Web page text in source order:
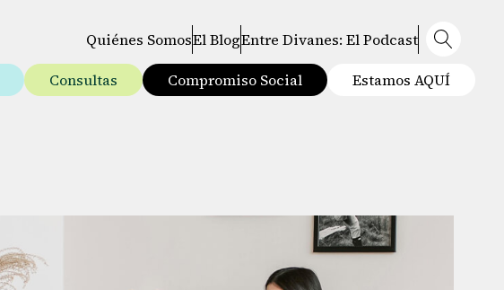
Quiénes SomosEl BlogEntre Divanes: El Podcast
Consultas Compromiso Social Estamos AQUÍ